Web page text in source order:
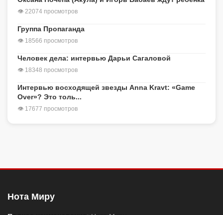
👁 22074 просмотров
Группа Пропаганда
👁 18566 просмотров
Человек дела: интервью Дарьи Сагаловой
👁 18348 просмотров
Интервью восходящей звезды Anna Kravt: «Game
Over»? Это толь...
👁 17677 просмотров
Нота Миру